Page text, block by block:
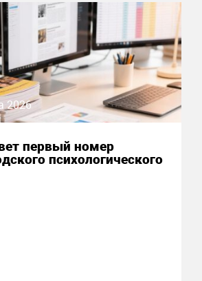
2026
первый номер
психологического